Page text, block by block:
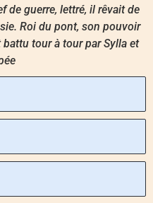
de guerre, lettré, il rêvait de
Roi du pont, son pouvoir
battu tour à tour par Sylla et